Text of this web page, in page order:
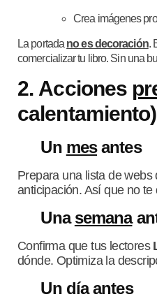
Crea imágenes
La portada no es decoración.
comercializar tu libro. Sin una
2. Acciones
calentamiento)
Un mesantes
Prepara una lista de
anticipación. Así que no
Unasemana
Confirma que tus lectores
dónde. Optimiza la
Un día antes